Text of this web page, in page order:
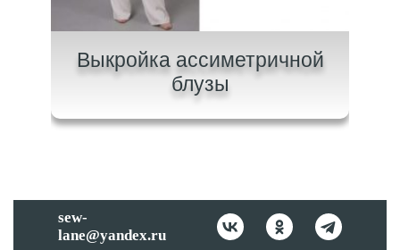
Выкройка ассиметричной
блузы
sew-
lane@yandex.ru